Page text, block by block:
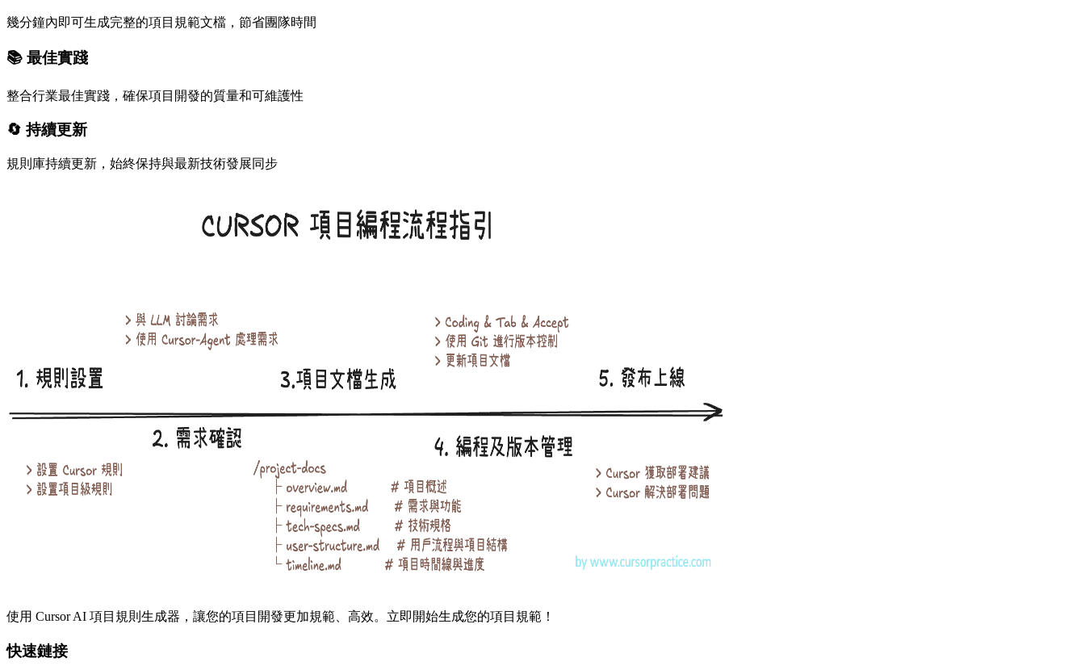
幾分鐘內即可生成完整的項目規範文檔，節省團隊時間
📚 最佳實踐
整合行業最佳實踐，確保項目開發的質量和可維護性
🔄 持續更新
規則庫持續更新，始終保持與最新技術發展同步
使用 Cursor AI 項目規則生成器，讓您的項目開發更加規範、高效。立即開始生成您的項目規範！
快速鏈接